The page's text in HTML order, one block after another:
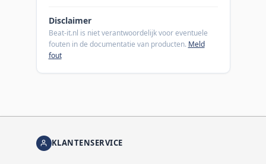
Disclaimer
Beat-it.nl is niet verantwoordelijk voor eventuele
fouten in de documentatie van producten. Meld
fout
KLANTENSERVICE